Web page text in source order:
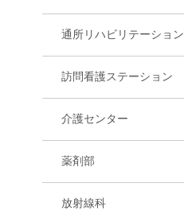
通所リハビリテーション
訪問看護ステーション
介護センター
薬剤部
放射線科